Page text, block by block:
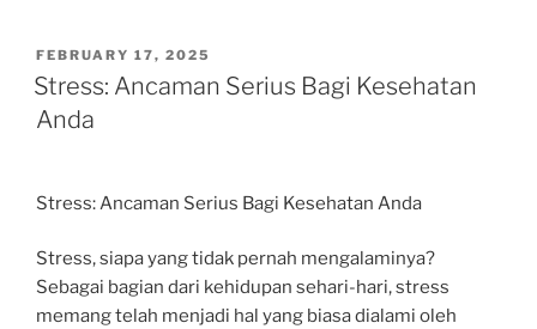
POSTED
ON
FEBRUARY 17, 2025
Stress: Ancaman Serius Bagi Kesehatan
Anda
Stress: Ancaman Serius Bagi Kesehatan Anda
Stress, siapa yang tidak pernah mengalaminya?
Sebagai bagian dari kehidupan sehari-hari, stress
memang telah menjadi hal yang biasa dialami oleh